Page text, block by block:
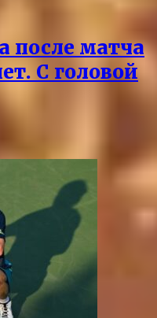
после матча
С головой